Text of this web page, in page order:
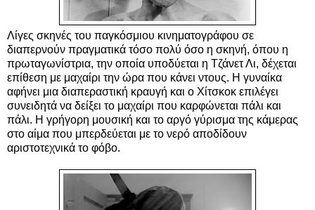
Λίγες σκηνές του παγκόσμιου κινηματογράφου σε
διαπερνούν πραγματικά τόσο πολύ όσο η σκηνή, όπου η
πρωταγωνίστρια, την οποία υποδύεται η Τζάνετ Λι, δέχεται
επίθεση με μαχαίρι την ώρα που κάνει ντους. Η γυναίκα
αφήνει μια διαπεραστική κραυγή και ο Χίτσκοκ επιλέγει
συνειδητά να δείξει το μαχαίρι που καρφώνεται πάλι και
πάλι. Η γρήγορη μουσική και το αργό γύρισμα της κάμερας
στο αίμα που μπερδεύεται με το νερό αποδίδουν
αριστοτεχνικά το φόβο.